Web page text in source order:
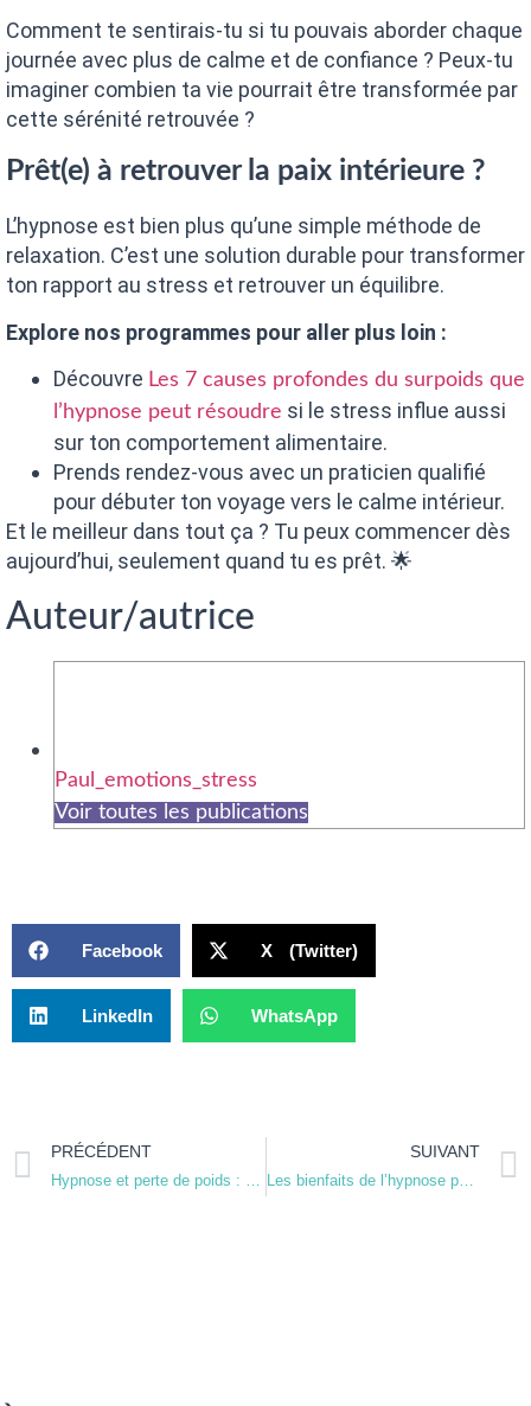
Comment te sentirais-tu si tu pouvais aborder chaque
journée avec plus de calme et de confiance ? Peux-tu
imaginer combien ta vie pourrait être transformée par
cette sérénité retrouvée ?
Prêt(e) à retrouver la paix intérieure ?
L’hypnose est bien plus qu’une simple méthode de
relaxation. C’est une solution durable pour transformer
ton rapport au stress et retrouver un équilibre.
Explore nos programmes pour aller plus loin :
Découvre Les 7 causes profondes du surpoids que
l’hypnose peut résoudre si le stress influe aussi
sur ton comportement alimentaire.
Prends rendez-vous avec un praticien qualifié
pour débuter ton voyage vers le calme intérieur.
Et le meilleur dans tout ça ? Tu peux commencer dès
aujourd’hui, seulement quand tu es prêt. 🌟
Auteur/autrice
Paul_emotions_stress
Voir toutes les publications
Facebook X (Twitter)
LinkedIn WhatsApp
PRÉCÉDENT
Hypnose et perte de poids : comprendre les causes émotionnelles du surpoids
SUIVANT
Les bienfaits de l’hypnose pour surmonter l’anxiété sociale